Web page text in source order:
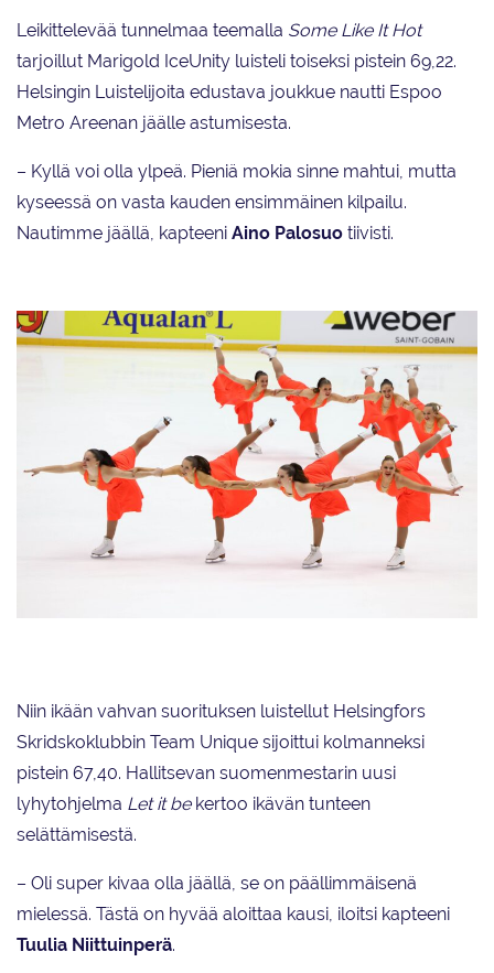
Leikittelevää tunnelmaa teemalla Some Like It Hot
tarjoillut Marigold IceUnity luisteli toiseksi pistein 69,22.
Helsingin Luistelijoita edustava joukkue nautti Espoo
Metro Areenan jäälle astumisesta.
– Kyllä voi olla ylpeä. Pieniä mokia sinne mahtui, mutta
kyseessä on vasta kauden ensimmäinen kilpailu.
Nautimme jäällä, kapteeni Aino Palosuo tiivisti.
Niin ikään vahvan suorituksen luistellut Helsingfors
Skridskoklubbin Team Unique sijoittui kolmanneksi
pistein 67,40. Hallitsevan suomenmestarin uusi
lyhytohjelma Let it bekertoo ikävän tunteen
selättämisestä.
– Oli super kivaa olla jäällä, se on päällimmäisenä
mielessä. Tästä on hyvää aloittaa kausi, iloitsi kapteeni
Tuulia Niittuinperä.